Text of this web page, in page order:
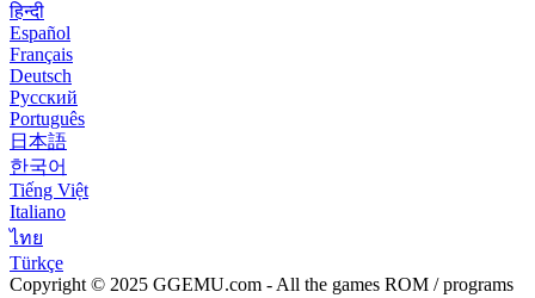
हिन्दी
Español
Français
Deutsch
Русский
Português
日本語
한국어
Tiếng Việt
Italiano
ไทย
Türkçe
Copyright © 2025 GGEMU.com - All the games ROM / programs